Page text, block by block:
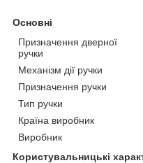
Основні
Призначення дверної
ручки
Механізм дії ручки
Призначення ручки
Тип ручки
Країна виробник
Виробник
Користувальницькі